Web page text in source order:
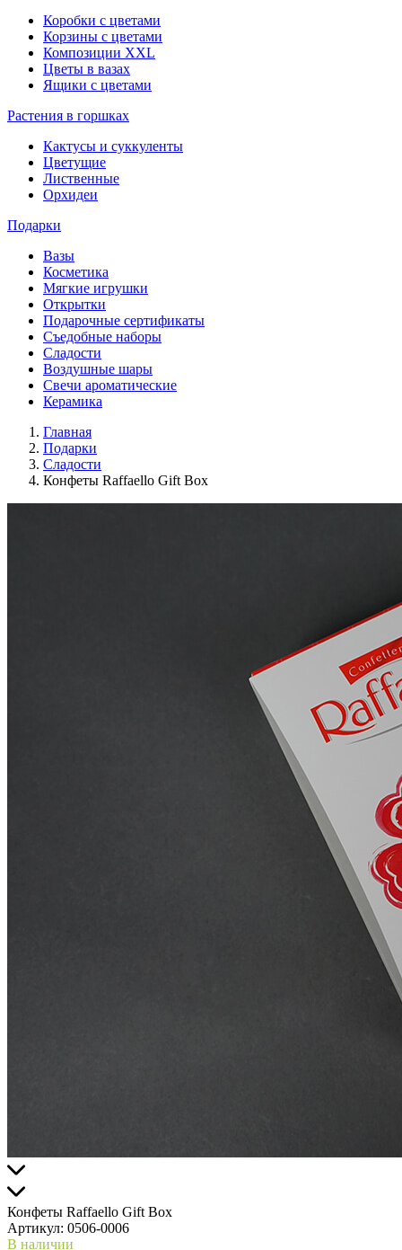
Коробки с цветами
Корзины с цветами
Композиции XXL
Цветы в вазах
Ящики с цветами
Растения в горшках
Кактусы и суккуленты
Цветущие
Лиственные
Орхидеи
Подарки
Вазы
Косметика
Мягкие игрушки
Открытки
Подарочные сертификаты
Съедобные наборы
Сладости
Воздушные шары
Свечи ароматические
Керамика
Главная
Подарки
Сладости
Конфеты Raffaello Gift Box
Конфеты Raffaello Gift Box
Артикул: 0506-0006
В наличии